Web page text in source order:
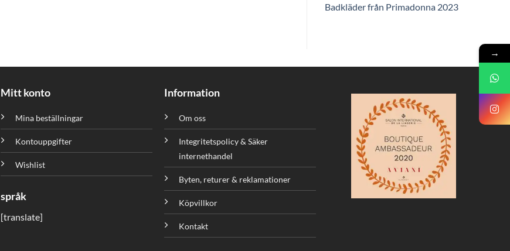
Badkläder från Primadonna 2023
Mitt konto
Mina beställningar
Kontouppgifter
Wishlist
språk
[translate]
Information
Om oss
Integritetspolicy & Säker
internethandel
Byten, returer & reklamationer
Köpvillkor
Kontakt
→